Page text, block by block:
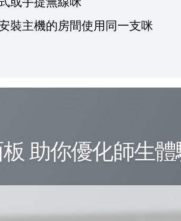
裝主機的房間使用同一支咪
助你優化師生